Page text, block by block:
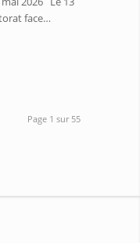
face…
Page 1 sur 55